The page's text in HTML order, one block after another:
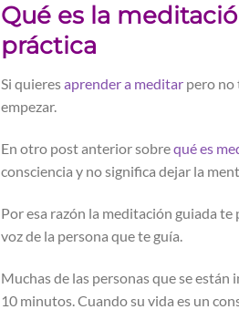
Qué es la
práctica
Si quieresaprender a meditar pero no
empezar.
En otro post anterior sobrequé es
consciencia y no significa dejar la
Por esa razón la meditación guiada
voz de la persona que te guía.
Muchas de las personas que se
10 minutos. Cuando su vida es un